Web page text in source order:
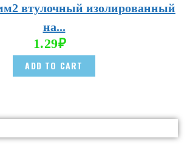
втулочный изолированный
на...
1.29₽
ADD TO CART